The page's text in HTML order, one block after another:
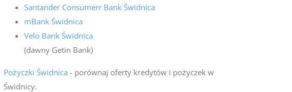
Santander Consumerr Bank Świdnica
mBank Świdnica
Velo Bank Świdnica
(dawny Getin Bank)
Pożyczki Świdnica - porównaj oferty kredytów i pożyczek w
Świdnicy.